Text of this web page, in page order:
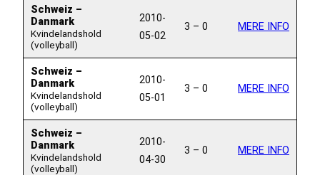
Schweiz –
Danmark
Kvindelandshold
(volleyball)
2010-
05-02
3 – 0 MERE INFO
Schweiz –
Danmark
Kvindelandshold
(volleyball)
2010-
05-01
3 – 0 MERE INFO
Schweiz –
Danmark
Kvindelandshold
(volleyball)
2010-
04-30
3 – 0 MERE INFO